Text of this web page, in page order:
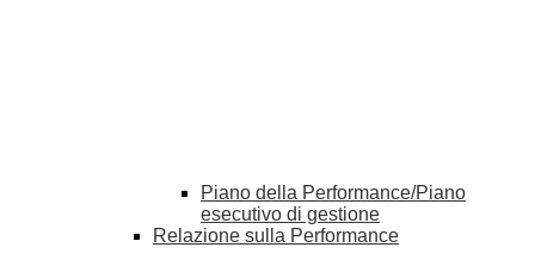
Piano della Performance/Piano
esecutivo di gestione
Relazione sulla Performance